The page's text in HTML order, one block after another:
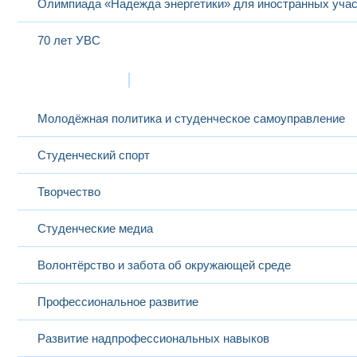
Олимпиада «Надежда энергетики» для иностранных
70 лет УВС
Молодёжная политика и студенческое самоуправление
Студенческий спорт
Творчество
Студенческие медиа
Волонтёрство и забота об окружающей среде
Профессиональное развитие
Развитие надпрофессиональных навыков